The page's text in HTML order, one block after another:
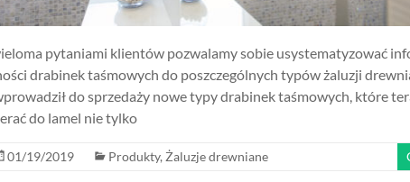
pytaniami klientów pozwalamy sobie usystematyzować
drabinek taśmowych do poszczególnych typów żaluzji
do sprzedaży nowe typy drabinek taśmowych, które
do lamel nie tylko
01/19/2019 Produkty, Żaluzje drewniane